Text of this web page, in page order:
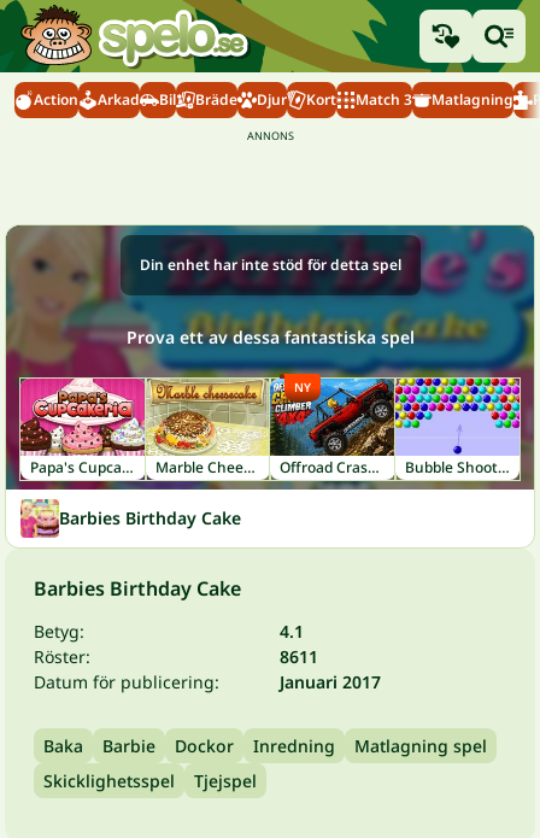
Action Arkad Bil Bräde Djur Kort Match 3 Matlagning
Din enhet har inte stöd för detta spel
Prova ett av dessa fantastiska spel
Papa's Cupcakeria Marble Cheesecake Offroad Crash Climber 4X4
NY
Bubble Shooter
Barbies Birthday Cake
Barbies Birthday Cake
Betyg:
4.1
Röster:
8611
Datum för publicering:
Januari 2017
Baka Barbie Dockor Inredning
Matlagning spel
Skicklighetsspel
Tjejspel